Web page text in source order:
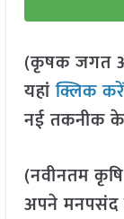
(कृषक जगत
यहांक्लिक करें
नई तकनीक
(नवीनतम
अपने मनपसंद